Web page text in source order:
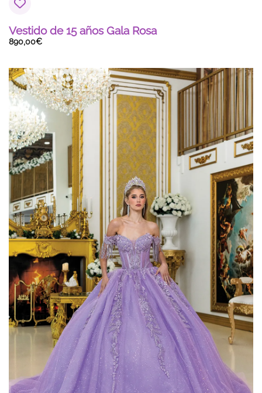
Vestido de 15 años Gala Rosa
890,00€